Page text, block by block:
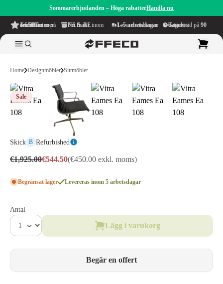
Sommarerbjudanden – Höga rabatterHandla nu
4.6/5
från mer än 500 recensioner
på TrustPilot Fri frakt
inom NL & BE Leveranstid inom
1–5 arbetsdagar Generös betänketid på
90 dagar
Home Designmöbler Sittmöbler
Sale
Skick B Refurbished
€1,925.00€544.50(€450.00 exkl. moms)
Begränsat lager Levereras inom 5 arbetsdagar
Antal
Lägg i varukorg
Begär en offert